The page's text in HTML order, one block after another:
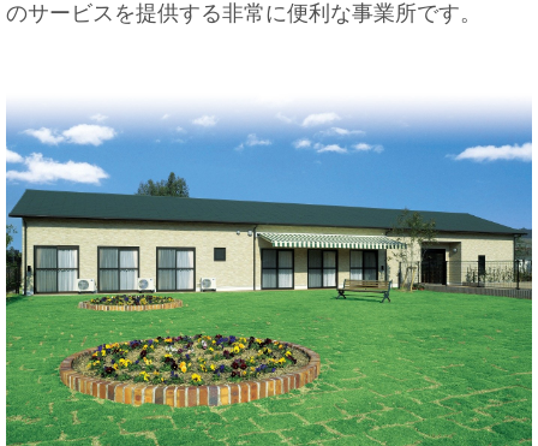
のサービスを提供する非常に便利な事業所です。